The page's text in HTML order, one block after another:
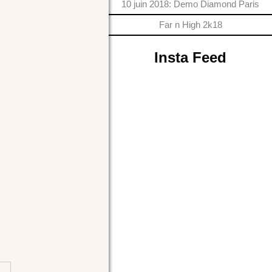
10 juin 2018: Demo Diamond Paris
Far n High 2k18
Insta Feed